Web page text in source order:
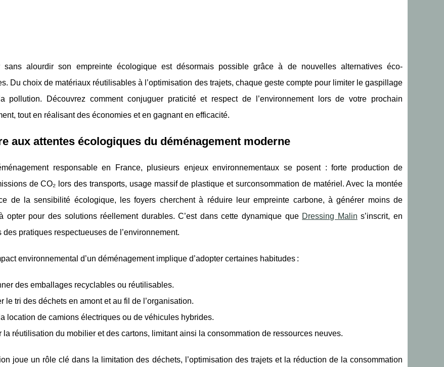
sans alourdir son empreinte écologique est désormais possible grâce à de nouvelles alternatives éco-
Du choix de matériaux réutilisables à l’optimisation des trajets, chaque geste compte pour limiter le gaspillage
pollution. Découvrez comment conjuguer praticité et respect de l’environnement lors de votre prochain
tout en réalisant des économies et en gagnant en efficacité.
aux attentes écologiques du déménagement moderne
responsable en France, plusieurs enjeux environnementaux se posent : forte production de
de CO₂ lors des transports, usage massif de plastique et surconsommation de matériel. Avec la montée
de lasensibilité écologique, les foyers cherchent à réduire leur empreinte carbone, à générer moins de
opter pour des solutions réellement durables. C’est dans cette dynamique que Dressing Malin s’inscrit, en
des pratiques respectueuses de l’environnement.
environnemental d’un déménagement implique d’adopter certaines habitudes :
des emballages recyclables ou réutilisables.
le tri des déchets en amont et au fil de l’organisation.
location de camions électriques ou de véhicules hybrides.
la réutilisation du mobilier et des cartons, limitant ainsi la consommation de ressources neuves.
joue un rôle clé dans la limitation des déchets, l’optimisation des trajets et la réduction de la consommation